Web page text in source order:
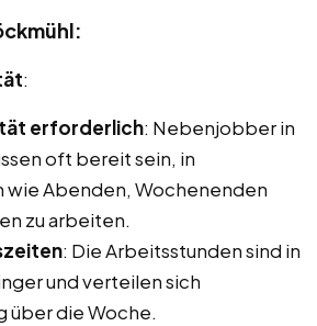
:
erforderlich: Nebenjobber in
oft bereit sein, in
Abenden, Wochenenden
zu arbeiten.
: Die Arbeitsstunden sind in
und verteilen sich
über die Woche.